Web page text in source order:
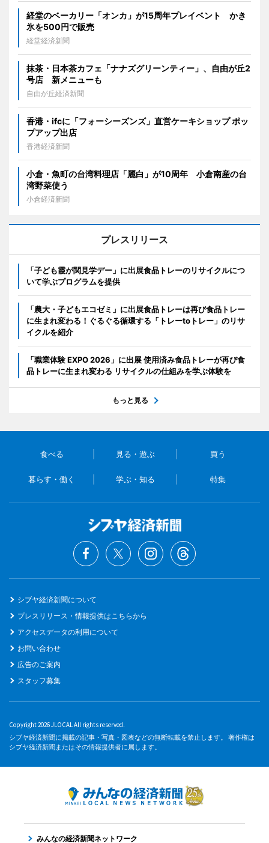
経堂のベーカリー「オンカ」が15周年プレイベント かき
氷を500円で販売
経堂経済新聞
抹茶・日本茶カフェ「ナナズグリーンティー」、自由が丘2
号店 新メニューも
自由が丘経済新聞
香港・ifcに「フォーシーズンズ」直営ケーキショップ ポッ
プアップ出店
香港経済新聞
小倉・魚町の台湾料理店「麗白」が10周年 小倉南産の台
湾野菜使う
小倉経済新聞
プレスリリース
「子ども霞が関見学デー」に出展食品トレーのリサイクルにつ
いて学ぶプログラムを提供
「農大・子どもエコゼミ」に出展食品トレーは再び食品トレー
に生まれ変わる！ぐるぐる循環する「トレーtoトレー」のリサ
イクルを紹介
「職業体験 EXPO 2026」に出展 使用済み食品トレーが再び食
品トレーに生まれ変わる リサイクルの仕組みを学ぶ体験を
もっと見る
食べる 見る・遊ぶ 買う
暮らす・働く 学ぶ・知る 特集
シブヤ経済新聞について
プレスリリース・情報提供はこちらから
アクセスデータの利用について
お問い合わせ
広告のご案内
スタッフ募集
Copyright 2026 JLOCAL All rights reserved.
シブヤ経済新聞に掲載の記事・写真・図表などの無断転載を禁止します。 著作権は
シブヤ経済新聞またはその情報提供者に属します。
みんなの経済新聞ネットワーク